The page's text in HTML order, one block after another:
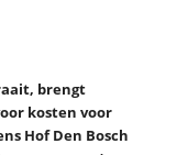
brengt
kosten voor
Hof Den Bosch